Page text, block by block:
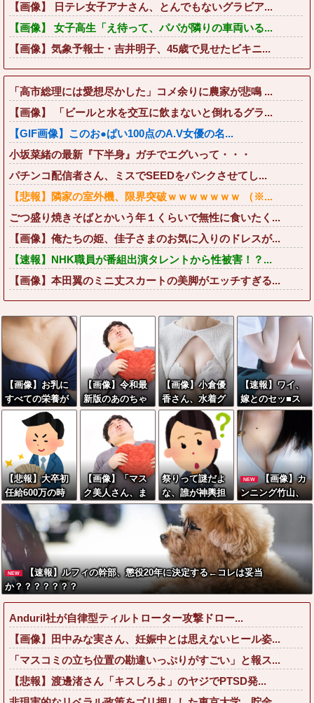
【画像】 日テレ女子アナさん、とんでもないグラビア...
【画像】 女子高生「え待って、パパが隣りの車両いる...
【画像】気象予報士・吉井明子、45歳で見せたビキニ...
「高市総理には愛想尽かした」コメ余りに農家が悲鳴 ...
【画像】 「ビールと水を交互に飲まないと倒れるグラ...
【GIF画像】このお●ぱい100点のA.V女優の名...
小坂菜緒の最新『下半身』ガチでエグいって・・・
パチンコ配信者さん、ミスでSEEDをパンクさせてし...
【悲報】隣家の室外機、限界突破ｗｗｗｗｗｗｗ （※...
ごつ盛り焼きそばとかいう年１くらいで無性に食いたく...
【画像】俺たちの姫、佳子さまのお気に入りのドレスが...
【速報】NHK職員が番組出演タレントから性被害！？...
【画像】本田翼のミニ丈スカートの美脚がエッチすぎる...
【画像】お乳に
すべての栄養が
注がれた肉体を
持つ、見つかる
wwwwww
【画像】令和最
新版のあのちゃ
ん、可愛過ぎて
ワイらにブッ刺
さりまくりw w
w w w w
【画像】小倉優
香さん、水着グ
ラビア復帰した
結果wwwwwww
【速報】ワイ、
嫁とのセッ■ス
が終了したけど
質問ある？
【悲報】大卒初
任給600万の時
代へwwwwwww
wwwwwwwww
www
【画像】「マス
ク美人さん、ま
た我々を欺く」
←海外でも流行
りだした結果が
w w w
祭りって謎だよ
な、誰が神輿担
いでるの？屋台
出店してる奴ら
は誰の許可を得
て商売してる
の？
NEW
【画像】カ
ンニング竹山、
目の前で嫁を寝
取られてて草ww
www
NEW
【速報】ルフィの幹部、懲役20年に決定する←コレは妥当
か？？？？？？？
Anduril社が自律型ティルトローター攻撃ドロー...
【画像】田中みな実さん、妊娠中とは思えないヒール姿...
「マスコミの立ち位置の勘違いっぷりがすごい」と報ス...
【悲報】渡邊渚さん「キスしろよ」のヤジでPTSD発...